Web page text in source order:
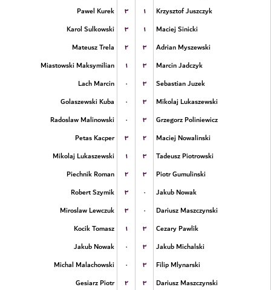
Pawel Kurek
۳ ۱
Krzysztof Juszczyk
Karol Sulkowski
۳ ۱
Maciej Sinicki
Mateusz Trela
۲ ۳
Adrian Myszewski
Miastowski Maksymilian
۱ ۳
Marcin Jadczyk
Lach Marcin
۰ ۳
Sebastian Juzek
Golaszewski Kuba
۰ ۳
Mikolaj Lukaszewski
Radoslaw Malinowski
۰ ۳
Grzegorz Poliniewicz
Petas Kacper
۳ ۲
Maciej Nowalinski
Mikolaj Lukaszewski
۱ ۳
Tadeusz Piotrowski
Piechnik Roman
۲ ۳
Piotr Gumulinski
Robert Szymik
۳ ۰
Jakub Nowak
Miroslaw Lewczuk
۳ ۰
Dariusz Maszczynski
Kocik Tomasz
۱ ۳
Cezary Pawlik
Jakub Nowak
۰ ۳
Jakub Michalski
Michal Malachowski
۰ ۳
Filip Mlynarski
Gesiarz Piotr
۲ ۳
Dariusz Maszczynski